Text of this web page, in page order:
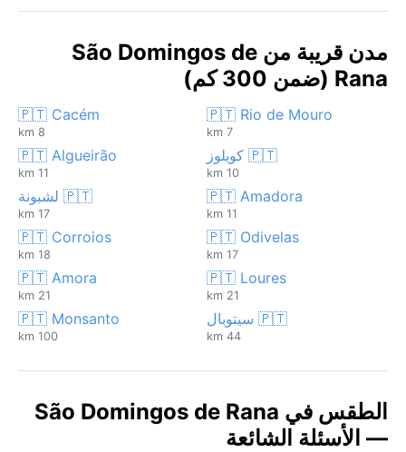
مدن قريبة من São Domingos de
Rana (ضمن 300 كم)
🇵🇹 Rio de Mouro
7 km
🇵🇹 Cacém
8 km
🇵🇹 كويلوز
10 km
🇵🇹 Algueirão
11 km
🇵🇹 Amadora
11 km
🇵🇹 لشبونة
17 km
🇵🇹 Odivelas
17 km
🇵🇹 Corroios
18 km
🇵🇹 Loures
21 km
🇵🇹 Amora
21 km
🇵🇹 سيتوبال
44 km
🇵🇹 Monsanto
100 km
الطقس في São Domingos de Rana
— الأسئلة الشائعة